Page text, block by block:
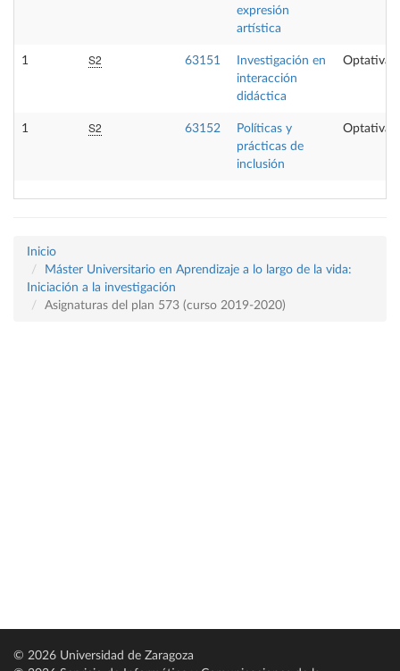
expresión
artística
1 S2 63151
Investigación en
interacción
didáctica
Optativa
1 S2 63152
Políticas y
prácticas de
inclusión
Optativa
Inicio
Máster Universitario en Aprendizaje a lo largo de la vida:
Iniciación a la investigación
Asignaturas del plan 573 (curso 2019-2020)
© 2026 Universidad de Zaragoza